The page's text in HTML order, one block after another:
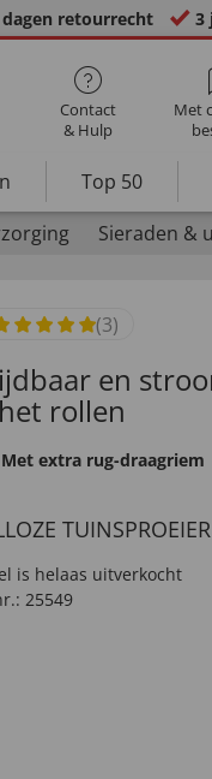
dagen retourrecht 3
Contact
& Hulp
Met
Top 50
Sieraden &
(3)
en
rollen
Met extra rug-draagriem
TUINSPROEIER
is helaas uitverkocht
25549